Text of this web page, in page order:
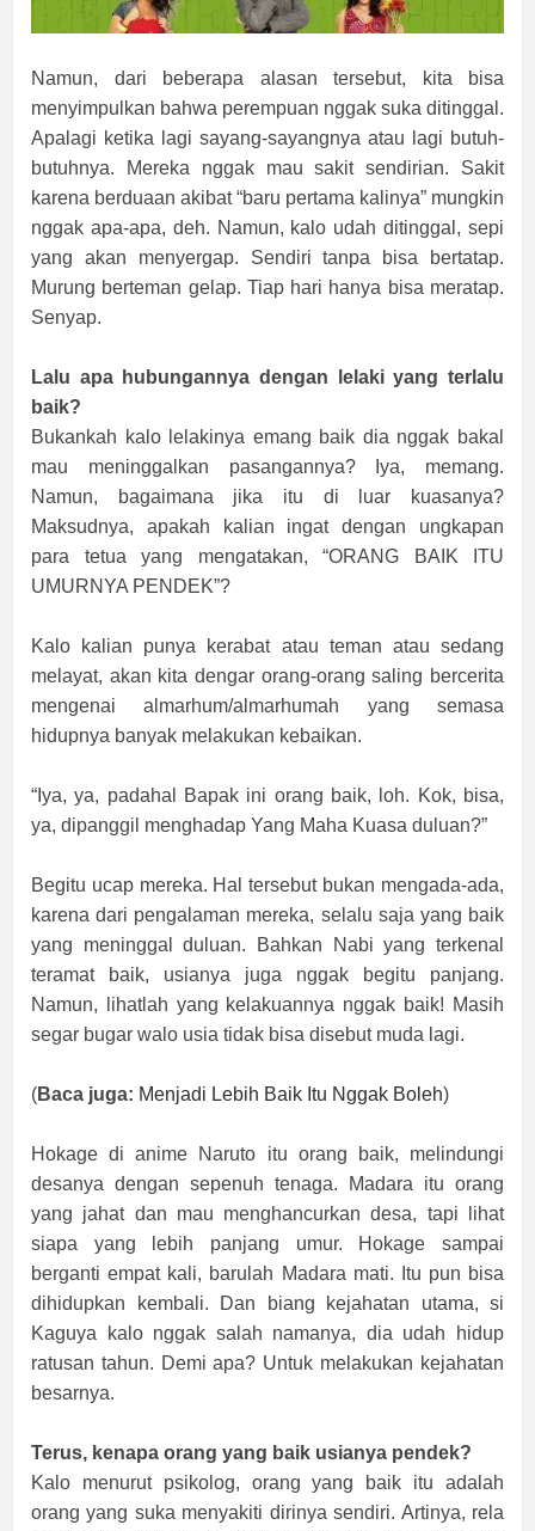
Namun, dari beberapa alasan tersebut, kita bisa
menyimpulkan bahwa perempuan nggak suka ditinggal.
Apalagi ketika lagi sayang-sayangnya atau lagi butuh-
butuhnya. Mereka nggak mau sakit sendirian. Sakit
karena berduaan akibat “baru pertama kalinya” mungkin
nggak apa-apa, deh. Namun, kalo udah ditinggal, sepi
yang akan menyergap. Sendiri tanpa bisa bertatap.
Murung berteman gelap. Tiap hari hanya bisa meratap.
Senyap.
Lalu apa hubungannya dengan lelaki yang terlalu
baik?
Bukankah kalo lelakinya emang baik dia nggak bakal
mau meninggalkan pasangannya? Iya, memang.
Namun, bagaimana jika itu di luar kuasanya?
Maksudnya, apakah kalian ingat dengan ungkapan
para tetua yang mengatakan, “ORANG BAIK ITU
UMURNYA PENDEK”?
Kalo kalian punya kerabat atau teman atau sedang
melayat, akan kita dengar orang-orang saling bercerita
mengenai almarhum/almarhumah yang semasa
hidupnya banyak melakukan kebaikan.
“Iya, ya, padahal Bapak ini orang baik, loh. Kok, bisa,
ya, dipanggil menghadap Yang Maha Kuasa duluan?”
Begitu ucap mereka. Hal tersebut bukan mengada-ada,
karena dari pengalaman mereka, selalu saja yang baik
yang meninggal duluan. Bahkan Nabi yang terkenal
teramat baik, usianya juga nggak begitu panjang.
Namun, lihatlah yang kelakuannya nggak baik! Masih
segar bugar walo usia tidak bisa disebut muda lagi.
(Baca juga: Menjadi Lebih Baik Itu Nggak Boleh)
Hokage di anime Naruto itu orang baik, melindungi
desanya dengan sepenuh tenaga. Madara itu orang
yang jahat dan mau menghancurkan desa, tapi lihat
siapa yang lebih panjang umur. Hokage sampai
berganti empat kali, barulah Madara mati. Itu pun bisa
dihidupkan kembali. Dan biang kejahatan utama, si
Kaguya kalo nggak salah namanya, dia udah hidup
ratusan tahun. Demi apa? Untuk melakukan kejahatan
besarnya.
Terus, kenapa orang yang baik usianya pendek?
Kalo menurut psikolog, orang yang baik itu adalah
orang yang suka menyakiti dirinya sendiri. Artinya, rela